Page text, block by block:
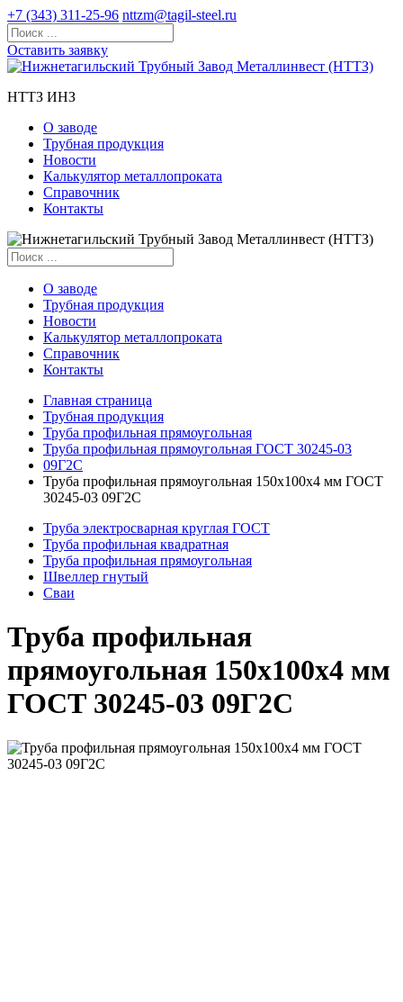
+7 (343) 311-25-96 nttzm@tagil-steel.ru
Оставить заявку
НТТЗ ИНЗ
О заводе
Трубная продукция
Новости
Калькулятор металлопроката
Справочник
Контакты
О заводе
Трубная продукция
Новости
Калькулятор металлопроката
Справочник
Контакты
Главная страница
Трубная продукция
Труба профильная прямоугольная
Труба профильная прямоугольная ГОСТ 30245-03
09Г2С
Труба профильная прямоугольная 150x100x4 мм ГОСТ
30245-03 09Г2С
Труба электросварная круглая ГОСТ
Труба профильная квадратная
Труба профильная прямоугольная
Швеллер гнутый
Сваи
Труба профильная
прямоугольная 150x100x4 мм
ГОСТ 30245-03 09Г2С